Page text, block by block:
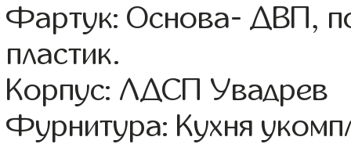
Фартук: Основа- ДВП,
пластик.
Корпус: ЛДСП Увадрев
Фурнитура: Кухня